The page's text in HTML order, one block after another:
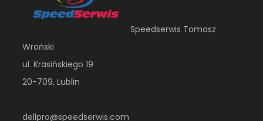
Speedserwis Tomasz
Wroński
ul. Krasińskiego 19
20-709, Lublin
dellpro@speedserwis.com